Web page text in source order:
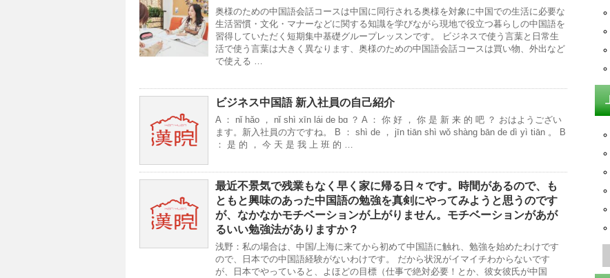
奥様のための中国語会話コースは中国に同行される奥様を対象に中国での生活に必要な
生活習慣・文化・マナーなどに関する知識を学びながら現地で役立つ暮らしの中国語を
習得していただく短期集中基礎グループレッスンです。 ビジネスで使う言葉と日常生
活で使う言葉は大きく異なります、奥様のための中国語会話コースは買い物、外出など
で使える …
ビジネス中国語 新入社員の自己紹介
A ： nǐ hǎo ， nǐ shì xīn lái de bɑ ？ A ： 你 好 ， 你 是 新 来 的 吧 ？ おはようござい
ます。新入社員の方ですね。 B ： shì de ， jīn tiān shì wǒ shànɡ bān de dì yì tiān 。 B
： 是 的 ， 今 天 是 我 上 班 的 …
最近不景気で残業もなく早く家に帰る日々です。時間があるので、も
ともと興味のあった中国語の勉強を真剣にやってみようと思うのです
が、なかなかモチベーションが上がりません。モチベーションがあが
るいい勉強法がありますか？
浅野：私の場合は、中国/上海に来てから初めて中国語に触れ、勉強を始めたわけです
ので、日本での中国語経験がないわけです。 だから状況がイマイチわからないです
が、日本でやっていると、よほどの目標（仕事で絶対必要！とか、彼女彼氏が中国